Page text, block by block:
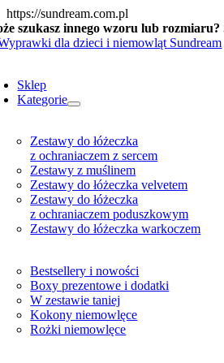
https://sundream.com.pl
to
content
szukasz innego wzoru lub
Sklep
Kategorie
Zestawy do łóżeczka
z ochraniaczem z sercem
Zestawy z muślinem
Zestawy do łóżeczka velvetem
Zestawy do łóżeczka
z ochraniaczem poduszkowym
Zestawy do łóżeczka warkoczem
Bestsellery i nowości
Boxy prezentowe i dodatki
W zestawie taniej
Kokony niemowlęce
Rożki niemowlęce